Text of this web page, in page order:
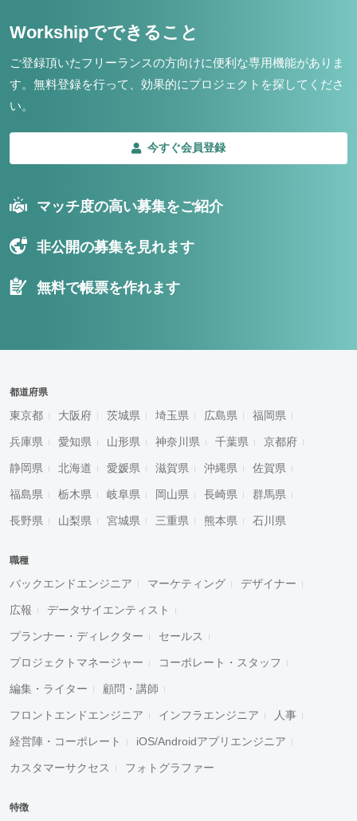
Workshipでできること
ご登録頂いたフリーランスの方向けに便利な専用機能がありま
す。 無料登録を行って、効果的にプロジェクトを探してくださ
い。
今すぐ会員登録
マッチ度の高い募集をご紹介
非公開の募集を見れます
無料で帳票を作れます
都道府県
東京都 大阪府 茨城県 埼玉県 広島県 福岡県
兵庫県 愛知県 山形県 神奈川県 千葉県 京都府
静岡県 北海道 愛媛県 滋賀県 沖縄県 佐賀県
福島県 栃木県 岐阜県 岡山県 長崎県 群馬県
長野県 山梨県 宮城県 三重県 熊本県 石川県
職種
バックエンドエンジニア マーケティング デザイナー
広報 データサイエンティスト
プランナー・ディレクター セールス
プロジェクトマネージャー コーポレート・スタッフ
編集・ライター 顧問・講師
フロントエンドエンジニア インフラエンジニア 人事
経営陣・コーポレート iOS/Androidアプリエンジニア
カスタマーサクセス フォトグラファー
特徴